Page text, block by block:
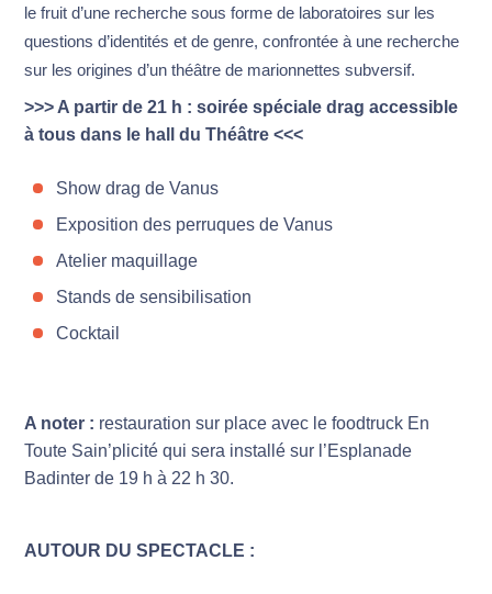
le fruit d’une recherche sous forme de laboratoires sur les
questions d’identités et de genre, confrontée à une recherche
sur les origines d’un théâtre de marionnettes subversif.
>>> A partir de 21 h : soirée spéciale drag accessible
à tous dans le hall du Théâtre <<<
Show drag de Vanus
Exposition des perruques de Vanus
Atelier maquillage
Stands de sensibilisation
Cocktail
A noter : restauration sur place avec le foodtruck En
Toute Sain’plicité qui sera installé sur l’Esplanade
Badinter de 19 h à 22 h 30.
AUTOUR DU SPECTACLE :